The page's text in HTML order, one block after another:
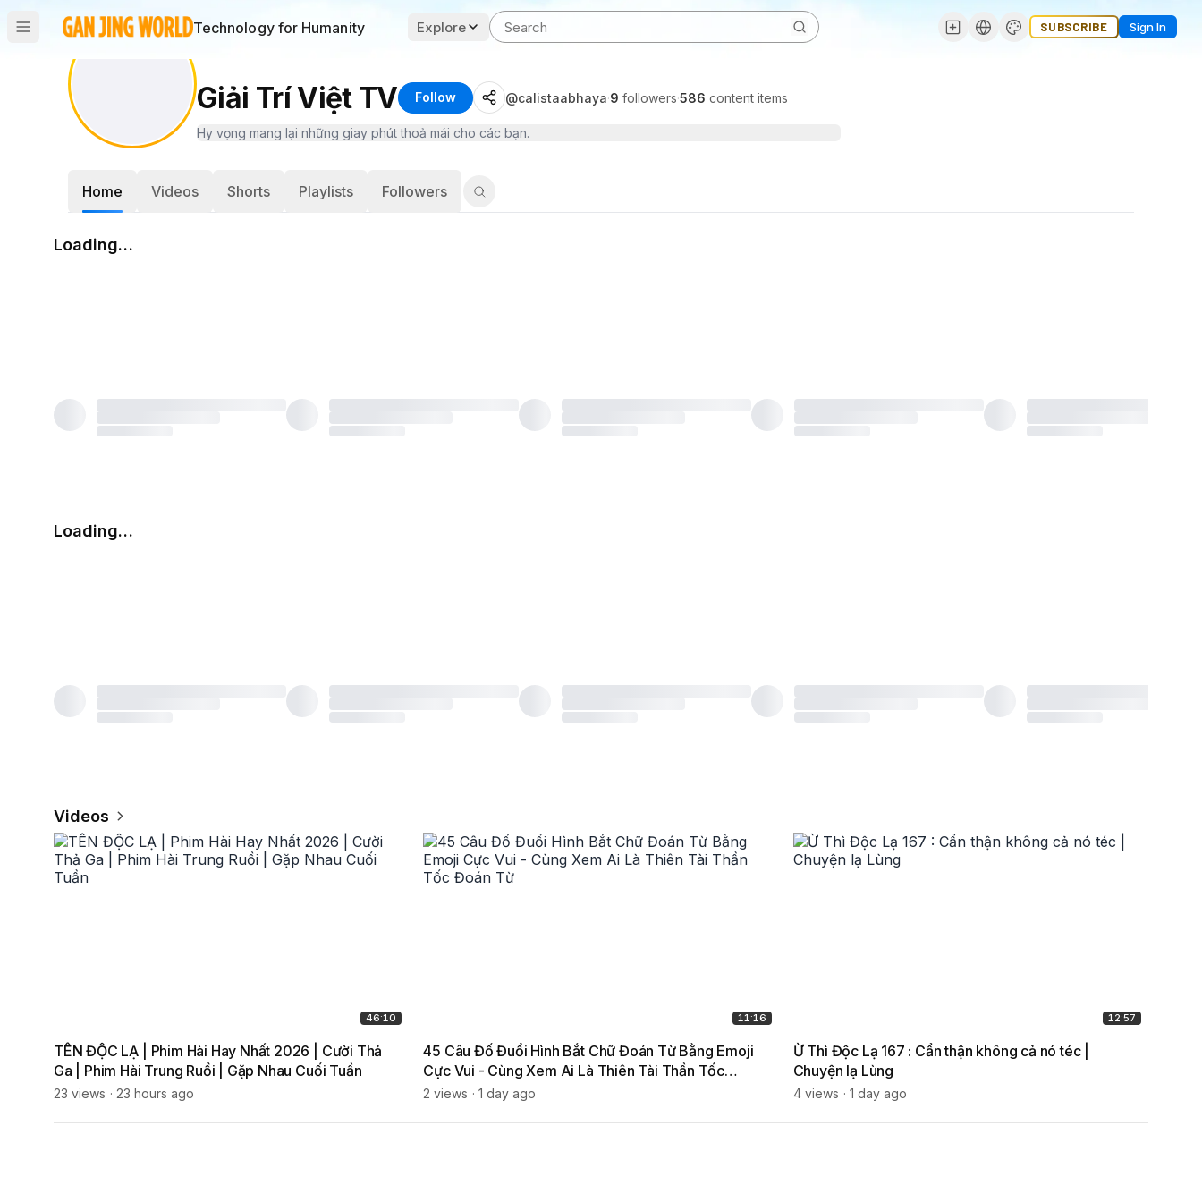
Technology for Humanity Explore SUBSCRIBE Sign In
Giải Trí Việt TV Follow @calistaabhaya·9 followers·586 content items
Hy vọng mang lại những giay phút thoả mái cho các bạn.
Home Videos Shorts Playlists Followers
Loading…
Loading…
Videos
46:10
TÊN ĐỘC LẠ | Phim Hài Hay Nhất 2026 | Cười Thả
Ga | Phim Hài Trung Ruồi | Gặp Nhau Cuối Tuần
23 views 23 hours ago
11:16
45 Câu Đố Đuổi Hình Bắt Chữ Đoán Từ Bằng Emoji
Cực Vui - Cùng Xem Ai Là Thiên Tài Thần Tốc
Đoán Từ
2 views 1 day ago
12:57
Ừ Thì Độc Lạ 167 : Cẩn thận không cả nó téc |
Chuyện lạ Lùng
4 views 1 day ago